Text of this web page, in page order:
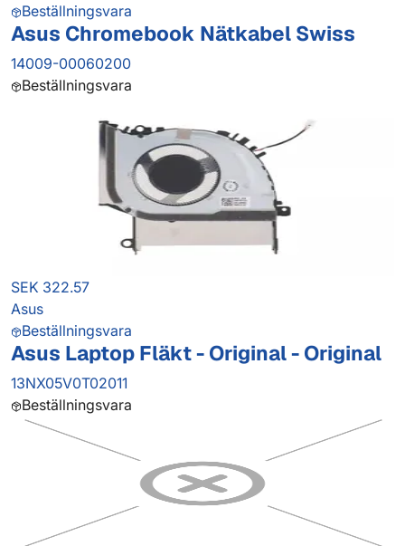
Beställningsvara
Asus Chromebook Nätkabel Swiss
14009-00060200
Beställningsvara
SEK 322.57
Asus
Beställningsvara
Asus Laptop Fläkt - Original - Original
13NX05V0T02011
Beställningsvara